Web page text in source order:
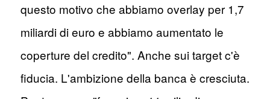
questo motivo che abbiamo overlay per 1,7
miliardi di euro e abbiamo aumentato le
coperture del credito". Anche sui target c'è
fiducia. L'ambizione della banca è cresciuta.